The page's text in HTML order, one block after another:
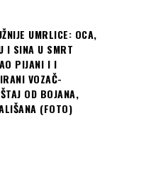
UMRLICE: OCA,
I SINA U SMRT
PIJANI I I
VOZAČ-
OD BOJANA,
(FOTO)